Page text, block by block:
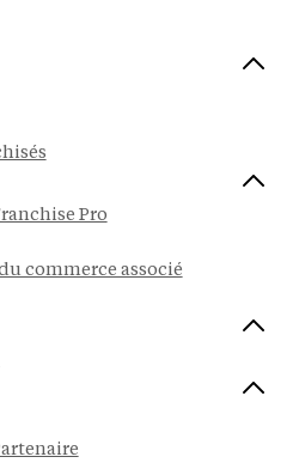
Pro
commerce associé